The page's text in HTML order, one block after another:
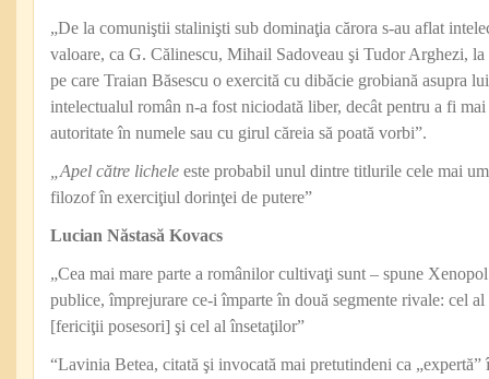
„De la comuniştii stalinişti sub dominaţia cărora s-au aflat
valoare, ca G. Călinescu, Mihail Sadoveau şi Tudor Arghezi,
pe care Traian Băsescu o exercită cu dibăcie grobiană asupra
intelectualul român n-a fost niciodată liber, decât pentru a fi mai
autoritate în numele sau cu girul căreia să poată vorbi”.
„Apel către lichele este probabil unul dintre titlurile cele mai
filozof în exerciţiul dorinţei de putere”
Lucian Năstasă Kovacs
„Cea mai mare parte a românilor cultivaţi sunt – spune
publice, împrejurare ce-i împarte în două segmente rivale: cel
[fericiţii posesori] şi cel al însetaţilor”
“Lavinia Betea, citată şi invocată mai pretutindeni ca „expertă”